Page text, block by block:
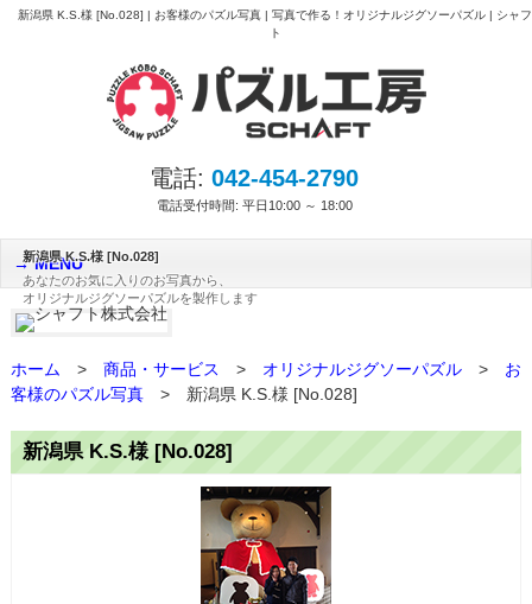
新潟県 K.S.様 [No.028] | お客様のパズル写真 | 写真で作る！オリジナルジグソーパズル | シャフ
ト
電話: 042-454-2790
電話受付時間: 平日10:00 ～ 18:00
MENU
新潟県 K.S.様 [No.028]
あなたのお気に入りのお写真から、
オリジナルジグソーパズルを製作します
ホーム > 商品・サービス > オリジナルジグソーパズル >
お
客様のパズル写真
> 新潟県 K.S.様 [No.028]
新潟県 K.S.様 [No.028]